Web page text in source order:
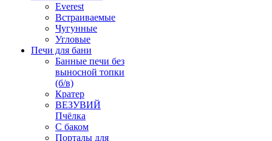
Everest
Встраиваемые
Чугунные
Угловые
Печи для бани
Банные печи без
выносной топки
(б/в)
Кратер
ВЕЗУВИЙ
Пчёлка
С баком
Порталы для